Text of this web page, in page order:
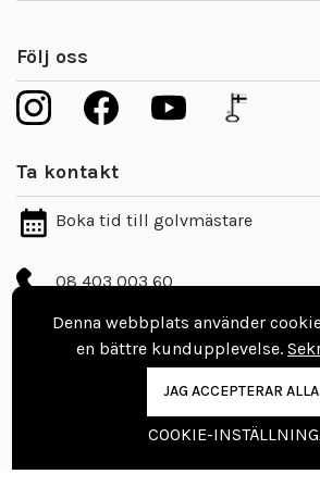
Följ oss
Ta kontakt
Boka tid till golvmästare
08 403 003 60
info@vinylgolvbutiken.se
Kontaktuppgifter
Pajakuja 7, 62100 Lapua
Denna webbplats använder
en bättre kundupplevelse.
JAG ACCEPTERAR ALLA
COOKIE-